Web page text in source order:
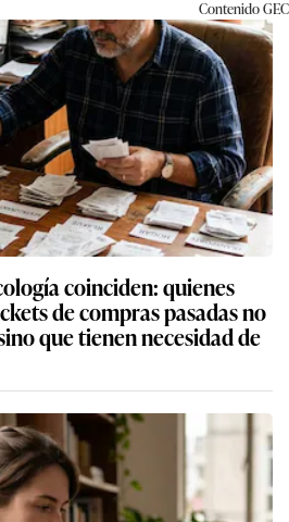
ContenidoGEC
coinciden: quienes
de compras pasadas no
que tienen necesidad de